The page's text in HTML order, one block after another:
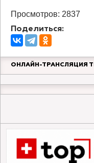
Просмотров: 2837
Поделиться:
ОНЛАЙН-ТРАНСЛЯЦИЯ